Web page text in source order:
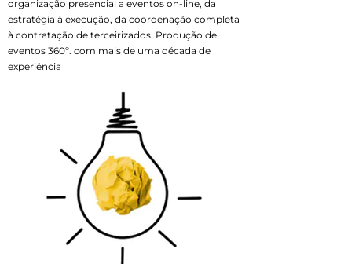
organização presencial a eventos on-line, da
estratégia à execução, da coordenação completa
à contratação de terceirizados. Produção de
eventos 360º. com mais de uma década de
experiência